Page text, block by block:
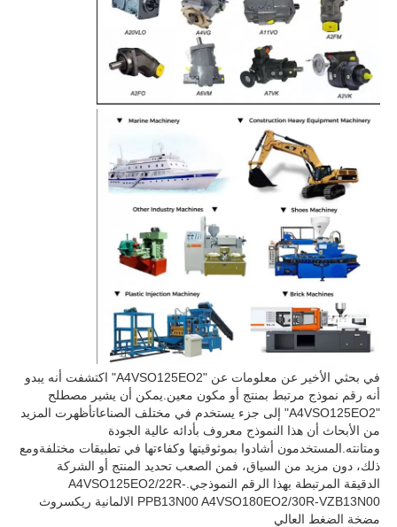
في بحثي الأخير عن معلومات عن "A4VSO125EO2" اكتشفت أنه يبدو
أنه رقم نموذج مرتبط بمنتج أو مكون معين.يمكن أن يشير مصطلح
"A4VSO125EO2" إلى جزء يستخدم في مختلف الصناعاتأظهرت المزيد
من الأبحاث أن هذا النموذج معروف بأدائه عالية الجودة
ومتانته.المستخدمون أشادوا بموثوقيتها وكفاءتها في تطبيقات مختلفةومع
ذلك، دون مزيد من السياق، فمن الصعب تحديد المنتج أو الشركة
الدقيقة المرتبطة بهذا الرقم النموذجي.A4VSO125EO2/22R-
PPB13N00 A4VSO180EO2/30R-VZB13N00 الالمانية ريكسروث
مضخة الضغط العالي